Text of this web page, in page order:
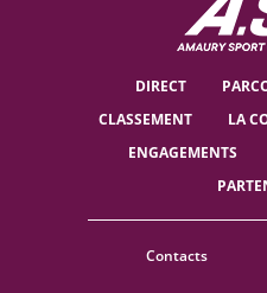
DIRECT
CLASSEMENT
LA
ENGAGEMENTS
Contacts